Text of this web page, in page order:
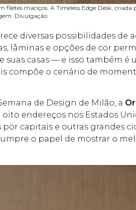
maciços. A Timeless Edge Desk,
Divulgação
diversas possibilidades de
lâminas e opções de cor
casas — e isso também é
compõe o cenário de
de Design de Milão, a
endereços nos Estados
capitais e outras grandes
o papel de mostrar o